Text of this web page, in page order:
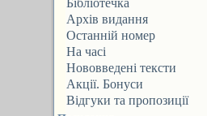
Бібліотечка
ДИВОСЛОВА
Архів видання
Останній номер
На часі
Нововведені тексти
Акції. Бонуси
Відгуки та пропозиції